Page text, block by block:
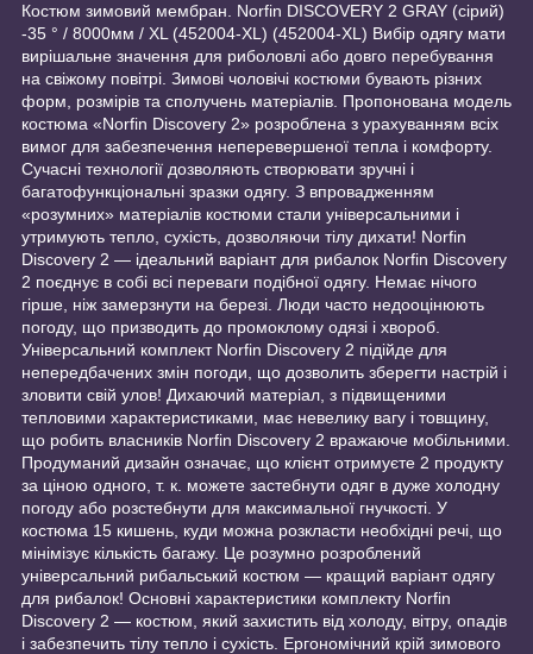
Костюм зимовий мембран. Norfin DISCOVERY 2 GRAY (сірий)
-35 ° / 8000мм / XL (452004-XL) (452004-XL) Вибір одягу мати
вирішальне значення для риболовлі або довго перебування
на свіжому повітрі. Зимові чоловічі костюми бувають різних
форм, розмірів та сполучень матеріалів. Пропонована модель
костюма «Norfin Discovery 2» розроблена з урахуванням всіх
вимог для забезпечення неперевершеної тепла і комфорту.
Сучасні технології дозволяють створювати зручні і
багатофункціональні зразки одягу. З впровадженням
«розумних» матеріалів костюми стали універсальними і
утримують тепло, сухість, дозволяючи тілу дихати! Norfin
Discovery 2 — ідеальний варіант для рибалок Norfin Discovery
2 поєднує в собі всі переваги подібної одягу. Немає нічого
гірше, ніж замерзнути на березі. Люди часто недооцінюють
погоду, що призводить до промоклому одязі і хвороб.
Універсальний комплект Norfin Discovery 2 підійде для
непередбачених змін погоди, що дозволить зберегти настрій і
зловити свій улов! Дихаючий матеріал, з підвищеними
тепловими характеристиками, має невелику вагу і товщину,
що робить власників Norfin Discovery 2 вражаюче мобільними.
Продуманий дизайн означає, що клієнт отримуєте 2 продукту
за ціною одного, т. к. можете застебнути одяг в дуже холодну
погоду або розстебнути для максимальної гнучкості. У
костюма 15 кишень, куди можна розкласти необхідні речі, що
мінімізує кількість багажу. Це розумно розроблений
універсальний рибальський костюм — кращий варіант одягу
для рибалок! Основні характеристики комплекту Norfin
Discovery 2 — костюм, який захистить від холоду, вітру, опадів
і забезпечить тілу тепло і сухість. Ергономічний крій зимового